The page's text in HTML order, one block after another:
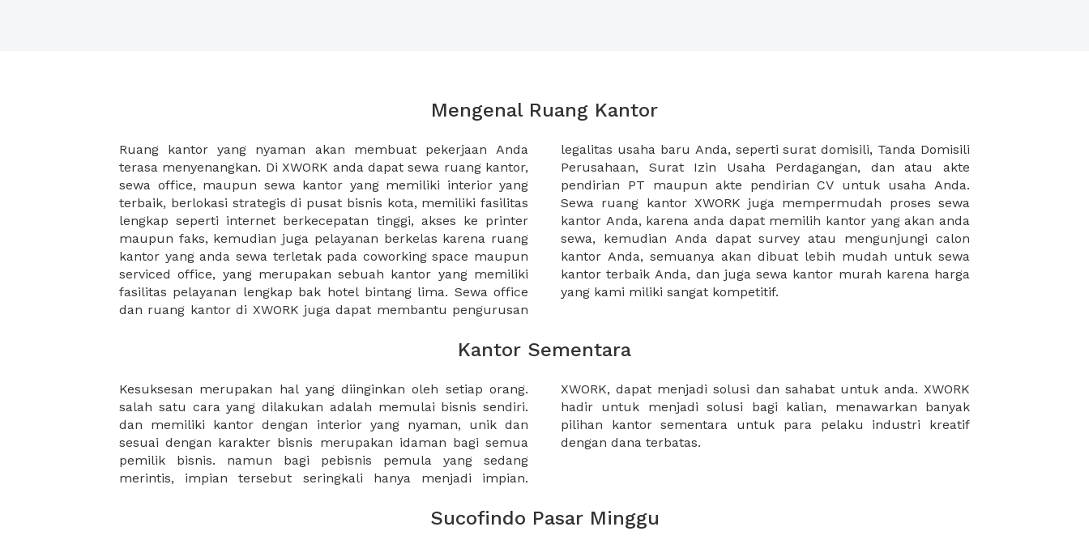
Mengenal Ruang Kantor
Ruang kantor yang nyaman akan membuat pekerjaan Anda
terasa menyenangkan. Di XWORK anda dapat sewa ruang kantor,
sewa office, maupun sewa kantor yang memiliki interior yang
terbaik, berlokasi strategis di pusat bisnis kota, memiliki fasilitas
lengkap seperti internet berkecepatan tinggi, akses ke printer
maupun faks, kemudian juga pelayanan berkelas karena ruang
kantor yang anda sewa terletak pada coworking space maupun
serviced office, yang merupakan sebuah kantor yang memiliki
fasilitas pelayanan lengkap bak hotel bintang lima. Sewa office
dan ruang kantor di XWORK juga dapat membantu pengurusan
legalitas usaha baru Anda, seperti surat domisili, Tanda Domisili
Perusahaan, Surat Izin Usaha Perdagangan, dan atau akte
pendirian PT maupun akte pendirian CV untuk usaha Anda.
Sewa ruang kantor XWORK juga mempermudah proses sewa
kantor Anda, karena anda dapat memilih kantor yang akan anda
sewa, kemudian Anda dapat survey atau mengunjungi calon
kantor Anda, semuanya akan dibuat lebih mudah untuk sewa
kantor terbaik Anda, dan juga sewa kantor murah karena harga
yang kami miliki sangat kompetitif.
Kantor Sementara
Kesuksesan merupakan hal yang diinginkan oleh setiap orang.
salah satu cara yang dilakukan adalah memulai bisnis sendiri.
dan memiliki kantor dengan interior yang nyaman, unik dan
sesuai dengan karakter bisnis merupakan idaman bagi semua
pemilik bisnis. namun bagi pebisnis pemula yang sedang
merintis, impian tersebut seringkali hanya menjadi impian.
XWORK, dapat menjadi solusi dan sahabat untuk anda. XWORK
hadir untuk menjadi solusi bagi kalian, menawarkan banyak
pilihan kantor sementara untuk para pelaku industri kreatif
dengan dana terbatas.
Sucofindo Pasar Minggu